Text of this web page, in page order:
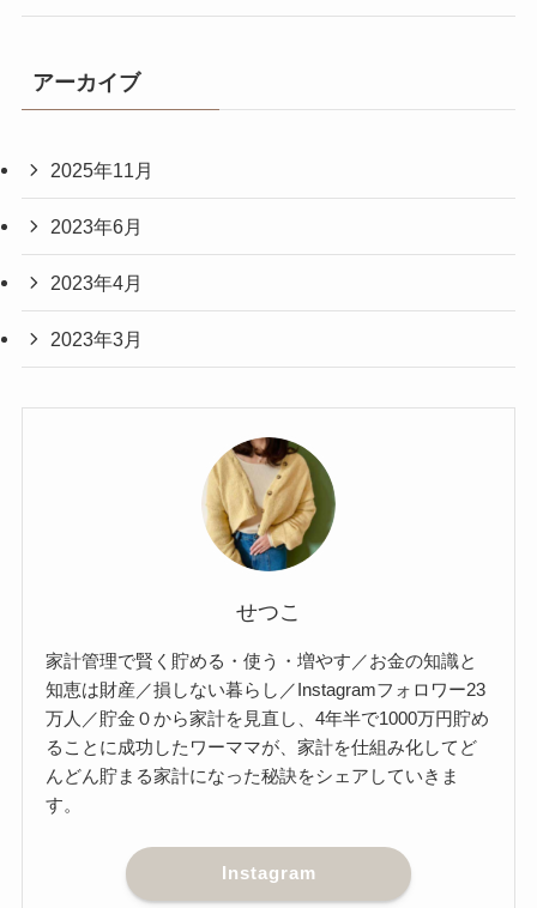
アーカイブ
2025年11月
2023年6月
2023年4月
2023年3月
せつこ
家計管理で賢く貯める・使う・増やす／お金の知識と
知恵は財産／損しない暮らし／Instagramフォロワー23
万人／貯金０から家計を見直し、4年半で1000万円貯め
ることに成功したワーママが、家計を仕組み化してど
んどん貯まる家計になった秘訣をシェアしていきま
す。
Instagram